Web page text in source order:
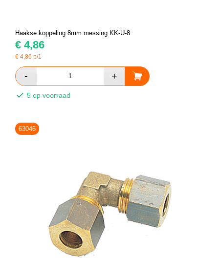
Haakse koppeling 8mm messing KK-U-8
€ 4,86
€4,86 p/1
5 op voorraad
63046